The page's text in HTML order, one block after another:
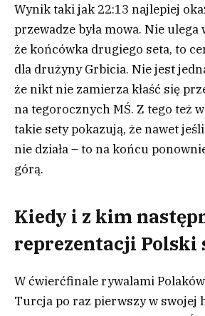
Wynik taki jak 22:13 najlepiej
przewadze była mowa. Nie ulega
że końcówka drugiego seta, to
dla drużyny Grbicia. Nie jest
że nikt nie zamierza kłaść się
na tegorocznych MŚ. Z tego też
takie sety pokazują, że nawet
nie działa – to na końcu
górą.
Kiedy i z kim
reprezentacji Polski
W ćwierćfinale rywalami
Turcja po raz pierwszy w swojej